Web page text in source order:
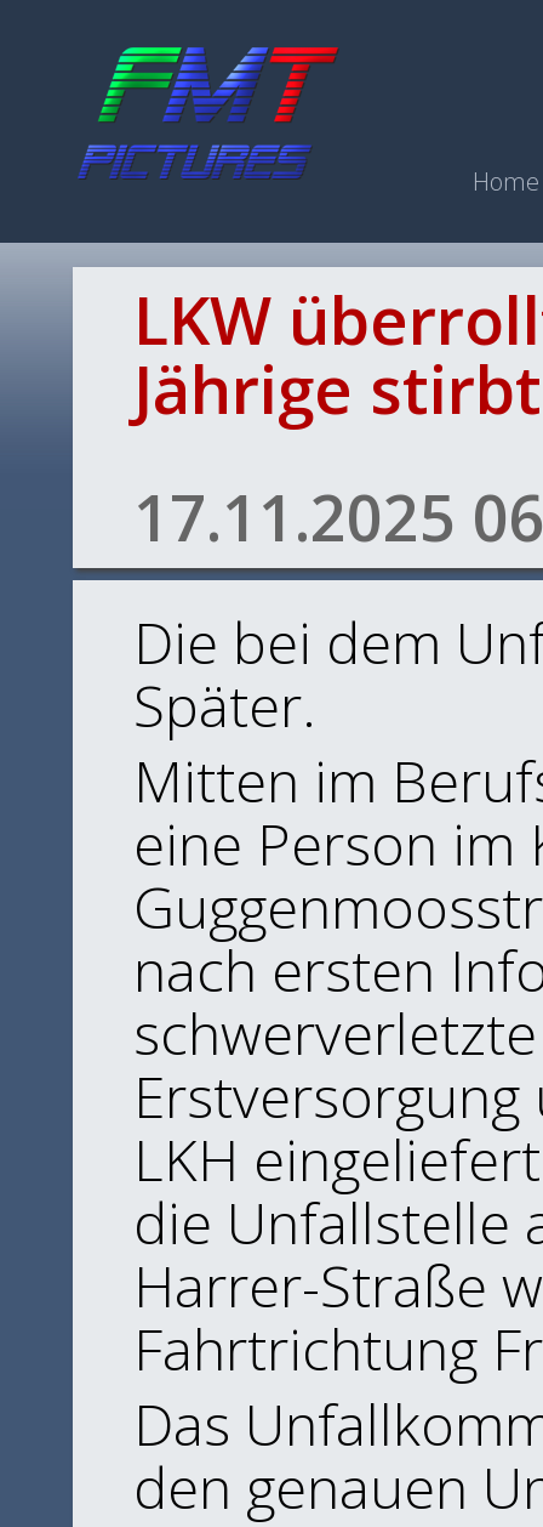
Home
LKW
Jährige
17.11.2025
Die bei dem
Später.
Mitten im
eine Person im
nach ersten
LKH
die Unfallstelle
Harrer-Straße
Fahrtrichtung
Das
den genauen